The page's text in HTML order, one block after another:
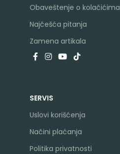
Obaveštenje o kolačićima
Najčešća pitanja
Zamena artikala
SERVIS
Uslovi korišćenja
Načini plaćanja
Politika privatnosti